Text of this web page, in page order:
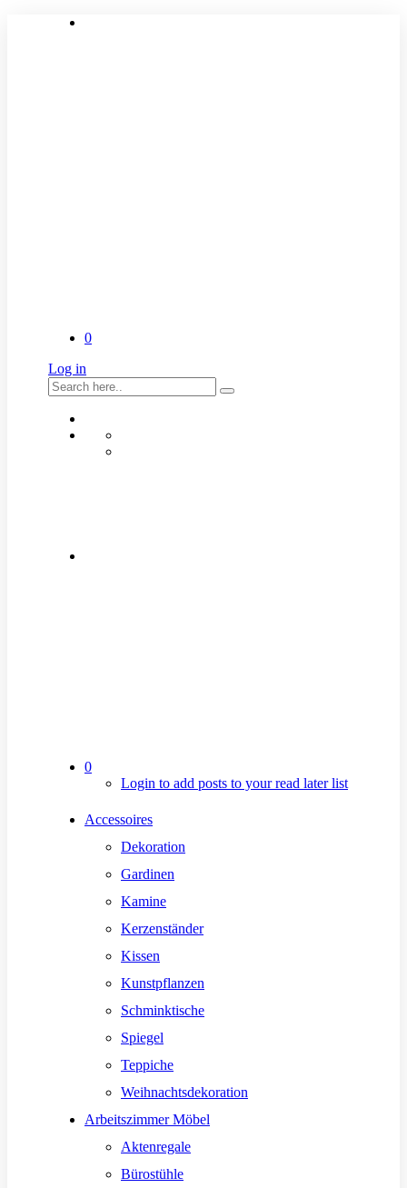
0
Log in
0
Login to add posts to your read later list
Accessoires
Dekoration
Gardinen
Kamine
Kerzenständer
Kissen
Kunstpflanzen
Schminktische
Spiegel
Teppiche
Weihnachtsdekoration
Arbeitszimmer Möbel
Aktenregale
Bürostühle